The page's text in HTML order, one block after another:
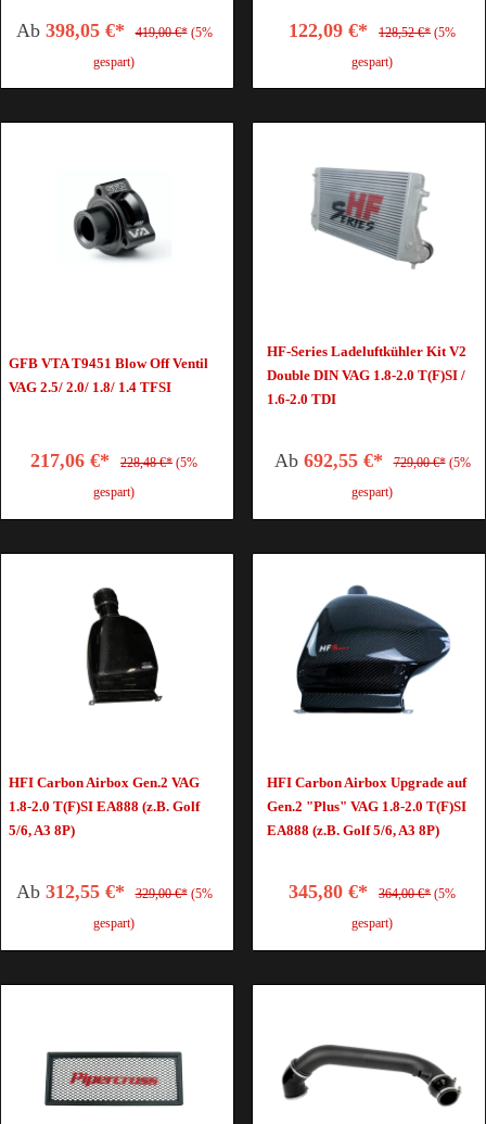
Ab 398,05 €* 419,00 €* (5%
gespart)
122,09 €* 128,52 €* (5%
gespart)
GFB VTA T9451 Blow Off Ventil
VAG 2.5/ 2.0/ 1.8/ 1.4 TFSI
217,06 €* 228,48 €* (5%
gespart)
HF-Series Ladeluftkühler Kit V2
Double DIN VAG 1.8-2.0 T(F)SI /
1.6-2.0 TDI
Ab 692,55 €* 729,00 €* (5%
gespart)
HFI Carbon Airbox Gen.2 VAG
1.8-2.0 T(F)SI EA888 (z.B. Golf
5/6, A3 8P)
Ab 312,55 €* 329,00 €* (5%
gespart)
HFI Carbon Airbox Upgrade auf
Gen.2 "Plus" VAG 1.8-2.0 T(F)SI
EA888 (z.B. Golf 5/6, A3 8P)
345,80 €* 364,00 €* (5%
gespart)